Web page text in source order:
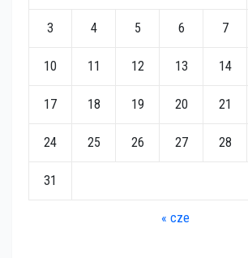
3 4 5 6 7
10 11 12 13 14
17 18 19 20 21
24 25 26 27 28
31
« cze